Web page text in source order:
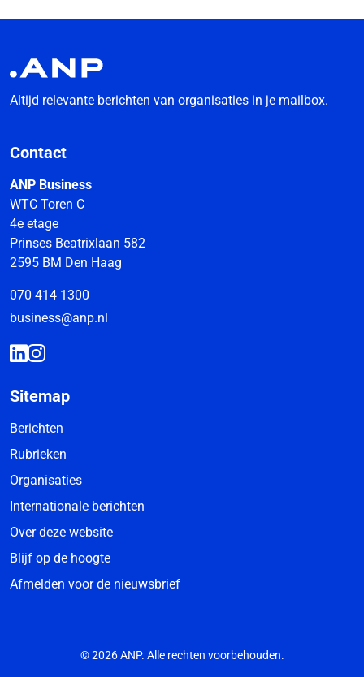
Altijd relevante berichten van organisaties in je mailbox.
Contact
ANP Business
WTC Toren C
4e etage
Prinses Beatrixlaan 582
2595 BM Den Haag
070 414 1300
business@anp.nl
Sitemap
Berichten
Rubrieken
Organisaties
Internationale berichten
Over deze website
Blijf op de hoogte
Afmelden voor de nieuwsbrief
© 2026 ANP. Alle rechten voorbehouden.